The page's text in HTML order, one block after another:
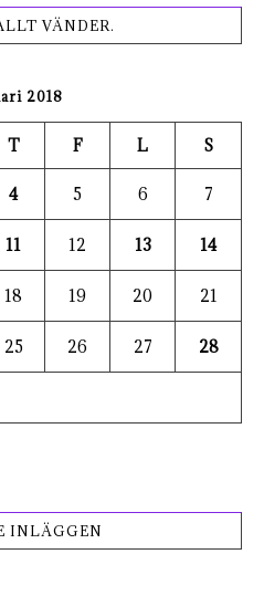
VÄNDER.
2018
T F L S
4 5 6 7
11 12 13 14
18 19 20 21
25 26 27 28
INLÄGGEN